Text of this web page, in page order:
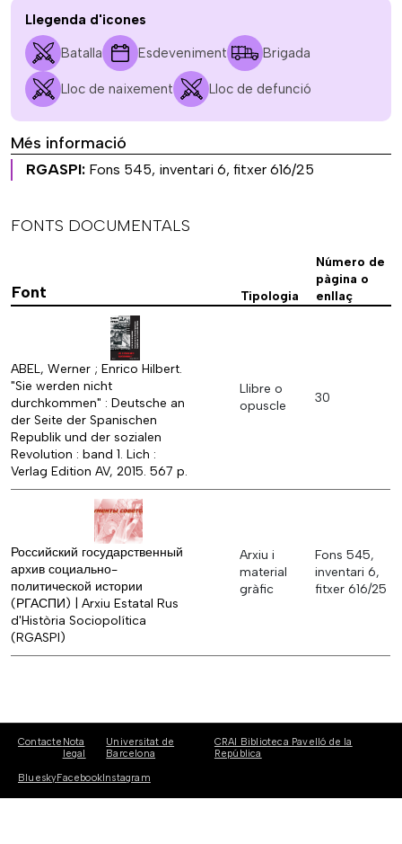
Llegenda d'icones
Batalla Esdeveniment Brigada
Lloc de naixement Lloc de defunció
Més informació
RGASPI: Fons 545, inventari 6, fitxer 616/25
FONTS DOCUMENTALS
Font Tipologia
Número de
pàgina o
enllaç
ABEL, Werner ; Enrico Hilbert.
"Sie werden nicht
durchkommen" : Deutsche an
der Seite der Spanischen
Republik und der sozialen
Revolution : band 1. Lich :
Verlag Edition AV, 2015. 567 p.
Llibre o
opuscle
30
Российский государственный
архив социально-
политической истории
(РГАСПИ) | Arxiu Estatal Rus
d'Història Sociopolítica
(RGASPI)
Arxiu i
material
gràfic
Fons 545,
inventari 6,
fitxer 616/25
Contacte Nota
legal
Universitat de
Barcelona
CRAI Biblioteca Pavelló de la
República
BlueskyFacebookInstagram